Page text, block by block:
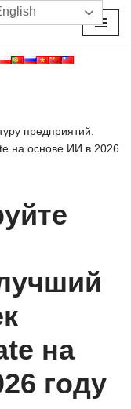
предприятий:
на основе ИИ в 2026
на
году